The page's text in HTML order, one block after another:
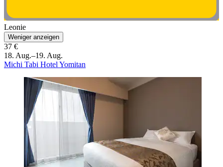
Leonie
Weniger anzeigen
37 €
18. Aug.–19. Aug.
Michi Tabi Hotel Yomitan